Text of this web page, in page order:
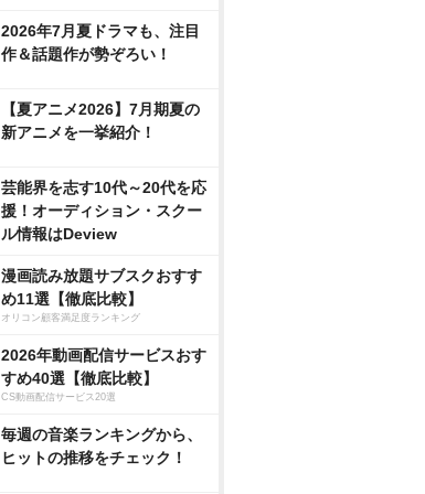
2026年7月夏ドラマも、注目
作＆話題作が勢ぞろい！
【夏アニメ2026】7月期夏の
新アニメを一挙紹介！
芸能界を志す10代～20代を応
援！オーディション・スクー
ル情報はDeview
漫画読み放題サブスクおすす
め11選【徹底比較】
オリコン顧客満足度ランキング
2026年動画配信サービスおす
すめ40選【徹底比較】
CS動画配信サービス20選
毎週の音楽ランキングから、
ヒットの推移をチェック！